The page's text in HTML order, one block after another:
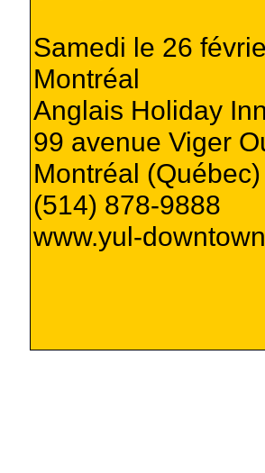
Samedi le 26
Montréal
Anglais Holiday
99 avenue Viger
Montréal (Québec)
(514) 878-9888
www.yul-